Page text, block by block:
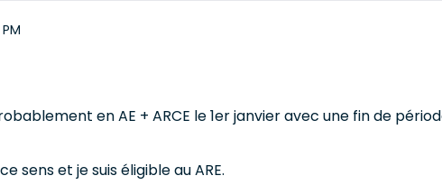
en AE + ARCE le 1er janvier avec une fin de
sens et je suis éligible au ARE.